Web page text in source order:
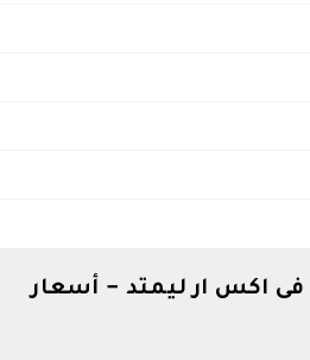
فى اكس ار ليمتد - أسعار